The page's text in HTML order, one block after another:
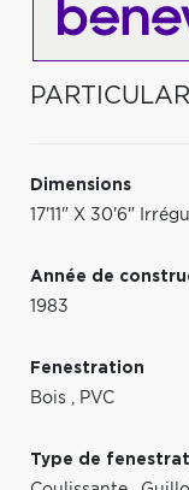
Dimensions
17'11" X 30'6"
Année de
1983
Fenestration
Bois , PVC
Type de